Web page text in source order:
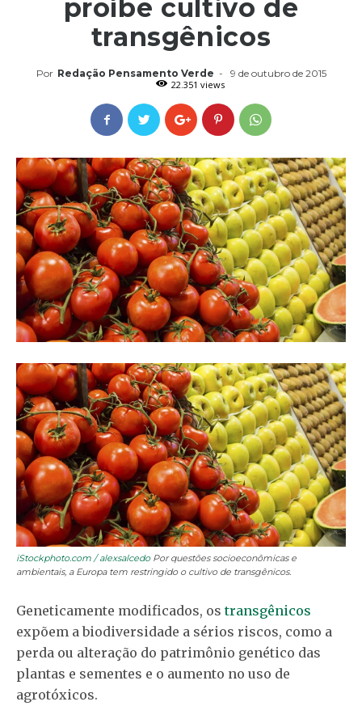
proíbe cultivo de
transgênicos
Por Redação Pensamento Verde -
9 de outubro de 2015
22.351 views
iStockphoto.com / alexsalcedoPor questões socioeconômicas e
ambientais, a Europa tem restringido o cultivo de transgênicos.
Geneticamente modificados, ostransgênicos
expõem a biodiversidade a sérios riscos, como a
perda ou alteração do patrimônio genético das
plantas e sementes e o aumento no uso de
agrotóxicos.